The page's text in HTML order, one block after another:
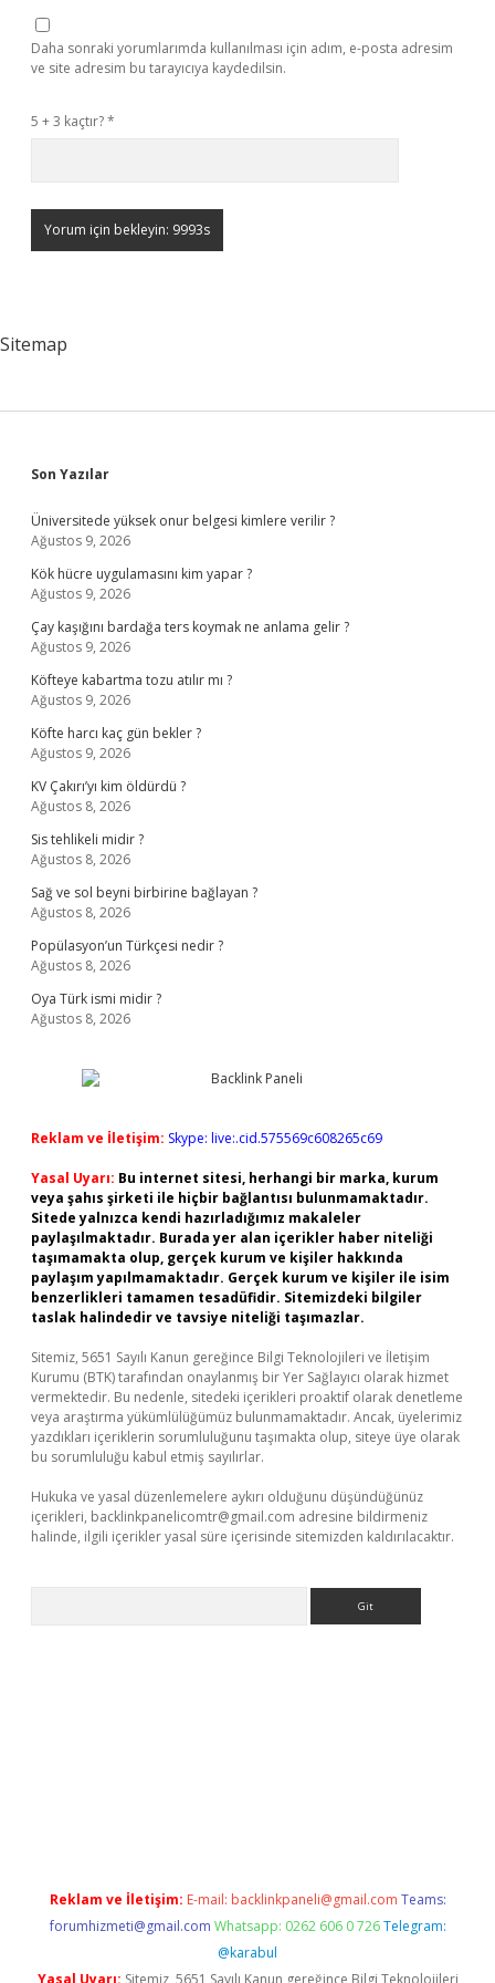
Daha sonraki yorumlarımda kullanılması için adım, e-posta adresim
ve site adresim bu tarayıcıya kaydedilsin.
5 + 3 kaçtır?*
Sitemap
Sidebar
Son Yazılar
Üniversitede yüksek onur belgesi kimlere verilir ?
Ağustos 9, 2026
Kök hücre uygulamasını kim yapar ?
Ağustos 9, 2026
Çay kaşığını bardağa ters koymak ne anlama gelir ?
Ağustos 9, 2026
Köfteye kabartma tozu atılır mı ?
Ağustos 9, 2026
Köfte harcı kaç gün bekler ?
Ağustos 9, 2026
KV Çakırı’yı kim öldürdü ?
Ağustos 8, 2026
Sis tehlikeli midir ?
Ağustos 8, 2026
Sağ ve sol beyni birbirine bağlayan ?
Ağustos 8, 2026
Popülasyon’un Türkçesi nedir ?
Ağustos 8, 2026
Oya Türk ismi midir ?
Ağustos 8, 2026
Reklam ve İletişim: Skype: live:.cid.575569c608265c69
Yasal Uyarı: Bu internet sitesi, herhangi bir marka, kurum
veya şahıs şirketi ile hiçbir bağlantısı bulunmamaktadır.
Sitede yalnızca kendi hazırladığımız makaleler
paylaşılmaktadır. Burada yer alan içerikler haber niteliği
taşımamakta olup, gerçek kurum ve kişiler hakkında
paylaşım yapılmamaktadır. Gerçek kurum ve kişiler ile isim
benzerlikleri tamamen tesadüfidir. Sitemizdeki bilgiler
taslak halindedir ve tavsiye niteliği taşımazlar.
Sitemiz, 5651 Sayılı Kanun gereğince Bilgi Teknolojileri ve İletişim
Kurumu (BTK) tarafından onaylanmış bir Yer Sağlayıcı olarak hizmet
vermektedir. Bu nedenle, sitedeki içerikleri proaktif olarak denetleme
veya araştırma yükümlülüğümüz bulunmamaktadır. Ancak, üyelerimiz
yazdıkları içeriklerin sorumluluğunu taşımakta olup, siteye üye olarak
bu sorumluluğu kabul etmiş sayılırlar.
Hukuka ve yasal düzenlemelere aykırı olduğunu düşündüğünüz
içerikleri, backlinkpanelicomtr@gmail.com adresine bildirmeniz
halinde, ilgili içerikler yasal süre içerisinde sitemizden kaldırılacaktır.
Reklam ve İletişim: E-mail: backlinkpaneli@gmail.com Teams:
forumhizmeti@gmail.com Whatsapp: 0262 606 0 726 Telegram:
@karabul
Yasal Uyarı: Sitemiz, 5651 Sayılı Kanun gereğince Bilgi Teknolojileri